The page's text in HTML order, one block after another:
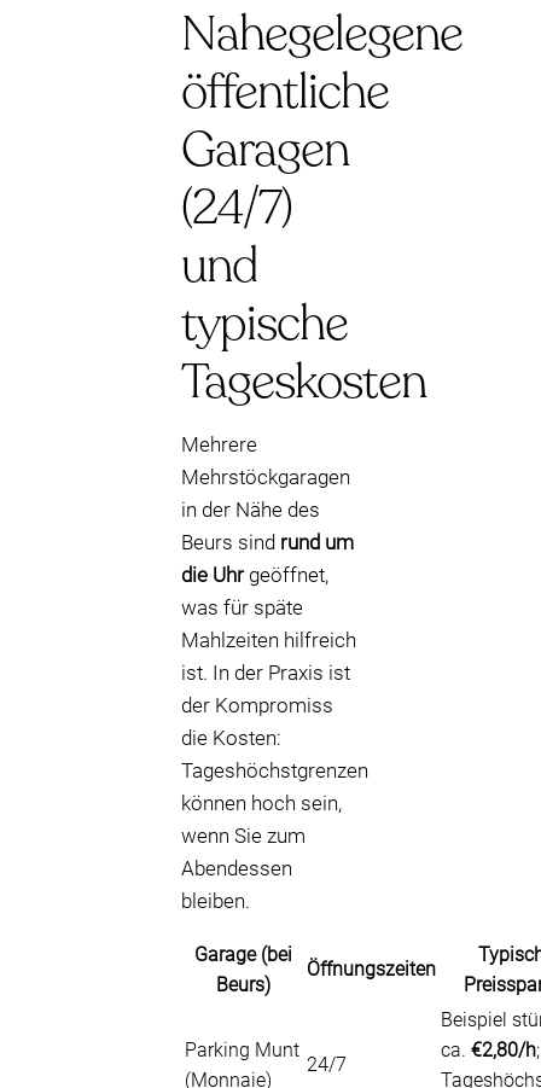
Nahegelegene
öffentliche
Garagen
(24/7)
und
typische
Tageskosten
Mehrere
Mehrstöckgaragen
in der Nähe des
Beurs sind rund um
die Uhrgeöffnet,
was für späte
Mahlzeiten hilfreich
ist. In der Praxis ist
der Kompromiss
die Kosten:
Tageshöchstgrenzen
können hoch sein,
wenn Sie zum
Abendessen
bleiben.
Garage (bei
Beurs)
Öffnungszeiten
Parking Munt
(Monnaie)
24/7
Beispiel
ca. €2,80/h;